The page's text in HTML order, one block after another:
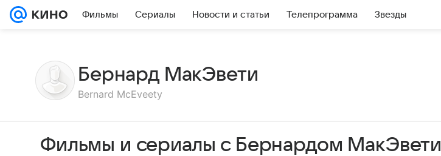
Фильмы Сериалы Новости и статьи Телепрограмма Звезды
Бернард МакЭвети
Bernard McEveety
Фильмы и сериалы с Бернардом МакЭвети